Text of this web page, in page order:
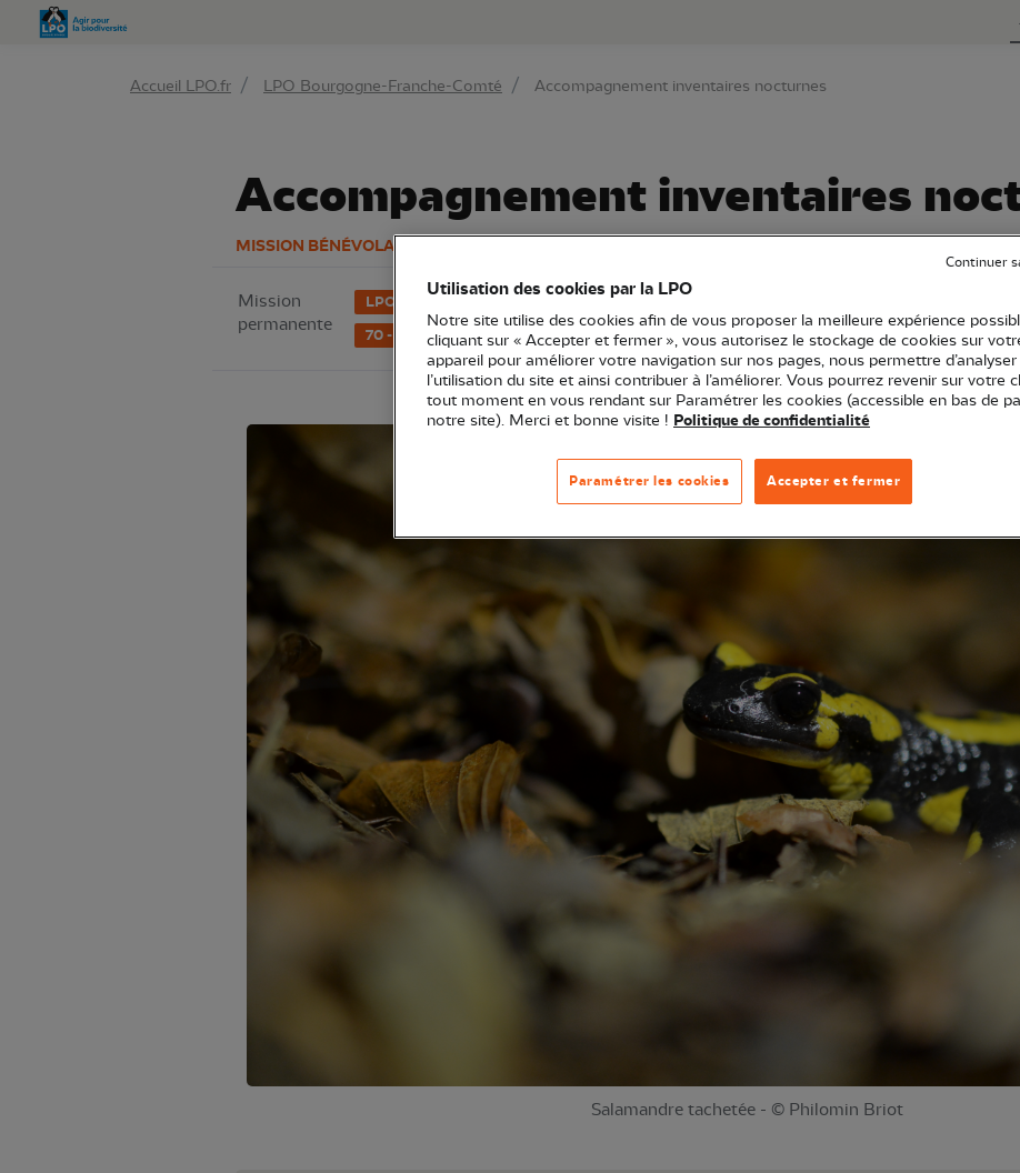
Aller à la
Accueil LPO.fr LPO Bourgogne-Franche-Comté Accompagnement inventaires nocturnes
Accompagnement inventaires
MISSION BÉNÉVOLAT
Mission
permanente
LPO Bourgogne-Franche-Comté
70 - Haute-Saône
71 - Saône-et-Loire 89 - Yonne 90 - Territoire de Belfort
Salamandre tachetée - © Philomin Briot
Utilisation des cookies par la LPO
Notre site utilise des cookies afin de vous proposer la meilleure expérience
cliquant sur « Accepter et fermer », vous autorisez le stockage de cookies sur
appareil pour améliorer votre navigation sur nos pages, nous permettre d’analyser
l’utilisation du site et ainsi contribuer à l’améliorer. Vous pourrez revenir sur votre
tout moment en vous rendant sur Paramétrer les cookies (accessible en bas de
notre site). Merci et bonne visite ! Politique de confidentialité
Accepter et fermer
Paramétrer les cookies
Continuer